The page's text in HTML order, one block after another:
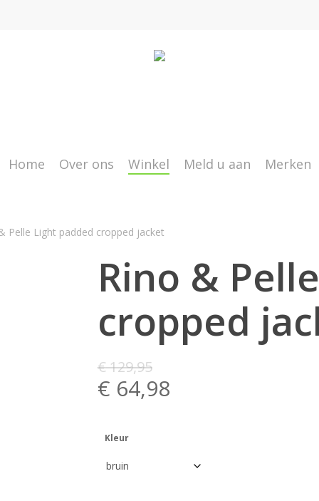
Home Over ons Winkel Meld u aan Merken
Pelle Light padded cropped jacket
Rino &
cropped
€129,95
€ 64,98
Kleur